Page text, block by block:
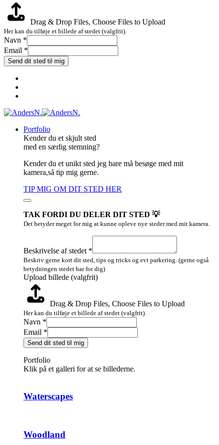
Drag & Drop Files, Choose Files to Upload
Her kan du tilføje et billede af stedet (valgfrit).
Navn *
Email *
Send dit sted til mig
Portfolio
Kender du et skjult sted
med en særlig stemning?
Kender du et unikt sted jeg bare må besøge med mit
kamera,så tip mig gerne.
TIP MIG OM DIT STED HER
TAK FORDI DU DELER DIT STED 💡
Det betyder meget for mig at kunne opleve nye steder med mit kamera.
Navn
stedet
Beskrivelse af stedet *
Beskriv gerne kort dit sted, tips og tricks og evt parkering. (gerne også
betydningen stedet har for dig)
Upload billede (valgfrit)
Drag & Drop Files, Choose Files to Upload
Her kan du tilføje et billede af stedet (valgfrit).
Navn *
Email *
Send dit sted til mig
Portfolio
Klik på et galleri for at se billederne.
Waterscapes
Woodland